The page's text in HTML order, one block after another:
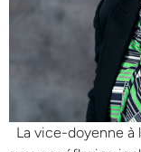
La vice-doyenne à